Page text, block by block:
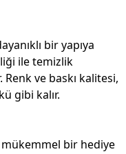
bir yapıya
ile temizlik
Renk ve baskı kalitesi,
gibi kalır.
mükemmel bir hediye